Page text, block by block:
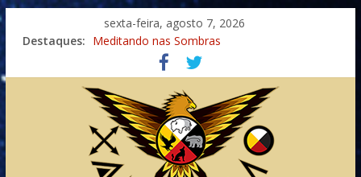
sexta-feira, agosto 7, 2026
Destaques: Meditando nas Sombras
Autosuficiência: A Jornada do Espírito Ancestral
Xamanismo Universal
Totens – Caminho Espiritual – Crescimento
Imaginação na Cura